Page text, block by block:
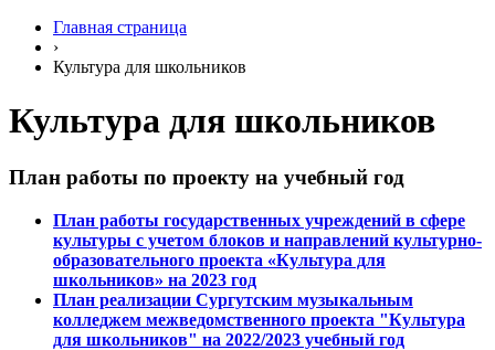
Главная страница
›
Культура для школьников
Культура для школьников
План работы по проекту на учебный год
План работы государственных учреждений в сфере
культуры с учетом блоков и направлений культурно-
образовательного проекта «Культура для
школьников» на 2023 год
План реализации Сургутским музыкальным
колледжем межведомственного проекта "Культура
для школьников" на 2022/2023 учебный год